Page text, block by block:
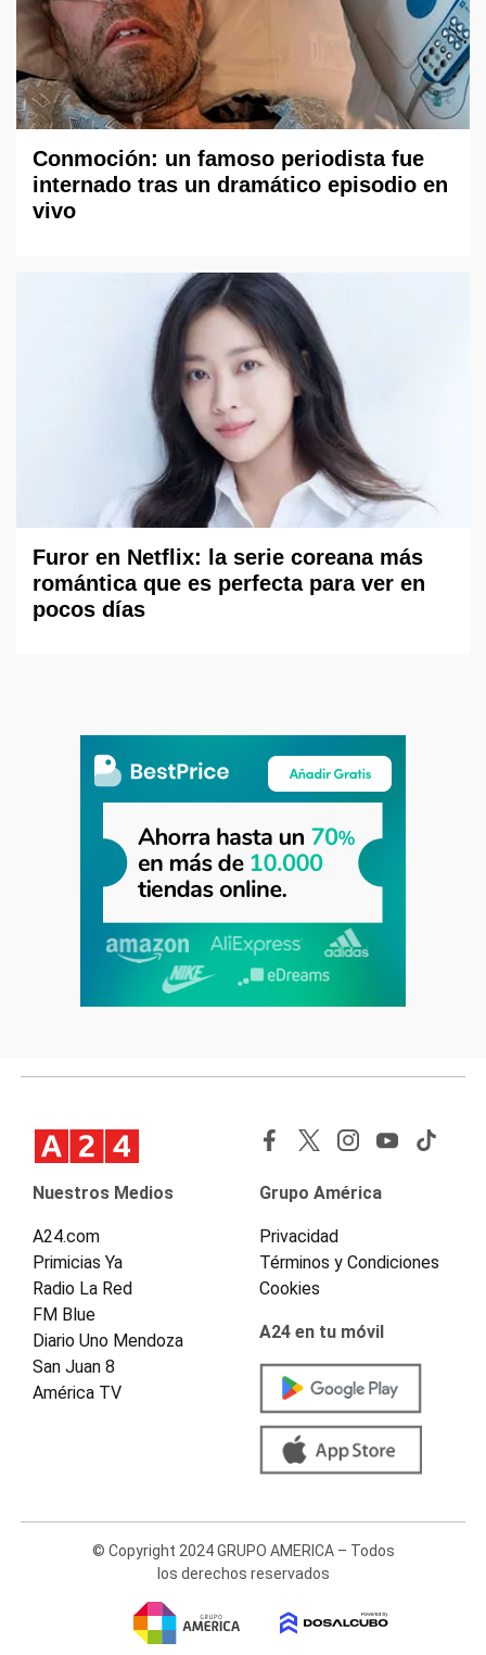
Conmoción: un famoso periodista fue
internado tras un dramático episodio en
vivo
Furor en Netflix: la serie coreana más
romántica que es perfecta para ver en
pocos días
Nuestros Medios
A24.com
Primicias Ya
Radio La Red
FM Blue
Diario Uno Mendoza
San Juan 8
América TV
Grupo América
Privacidad
Términos y Condiciones
Cookies
A24 en tu móvil
© Copyright 2024 GRUPO AMERICA – Todos
los derechos reservados